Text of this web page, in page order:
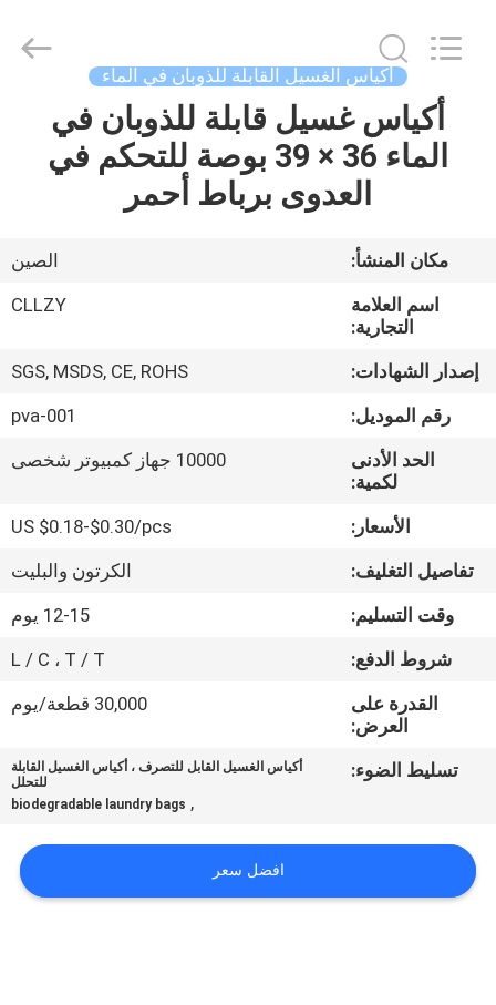
المنزل
حولنا
في
المصنع
مراقبة
الجودة
أخبار
اطلب
اقتباس
خريطة
PRIVACY
POLICY
Macromolecule
Materials
أكياس الغسيل القابلة للذوبان في الماء
أكياس غسيل قابلة للذوبان في
الماء 36 × 39 بوصة للتحكم في
العدوى برباط أحمر
مكان المنشأ:
الصين
اسم العلامة
التجارية:
CLLZY
إصدار الشهادات:
SGS, MSDS, CE, ROHS
رقم الموديل:
pva-001
الحد الأدنى
لكمية:
10000 جهاز كمبيوتر شخصى
الأسعار:
US $0.18-$0.30/pcs
تفاصيل التغليف:
الكرتون والبليت
وقت التسليم:
12-15 يوم
شروط الدفع:
L / C ، T / T
القدرة على
العرض:
30,000 قطعة/يوم
تسليط الضوء:
أكياس الغسيل القابل للتصرف ، أكياس الغسيل القابلة
للتحلل
,
biodegradable laundry bags
افضل سعر